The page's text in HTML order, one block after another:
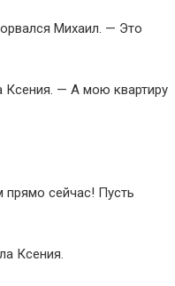
Михаил. — Это
Ксения. — А мою квартиру
прямо сейчас! Пусть
Ксения.